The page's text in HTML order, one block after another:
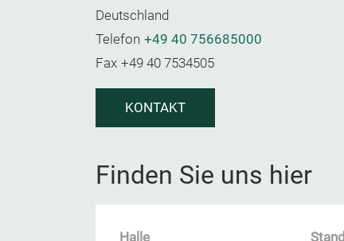
Deutschland
Telefon +49 40 756685000
Fax +49 40 7534505
KONTAKT
Finden Sie uns hier
Halle Stand